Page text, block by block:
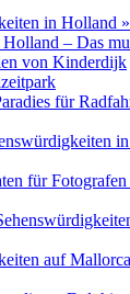
in Holland
– Das
von Kinderdijk
für
für
auf